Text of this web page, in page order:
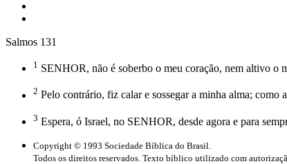
Salmos 131
1 SENHOR, não é soberbo o meu coração, nem altivo o
2 Pelo contrário, fiz calar e sossegar a minha alma; como
3 Espera, ó Israel, no SENHOR, desde agora e para
Copyright © 1993 Sociedade Bíblica do Brasil.
Todos os direitos reservados. Texto bíblico utilizado com